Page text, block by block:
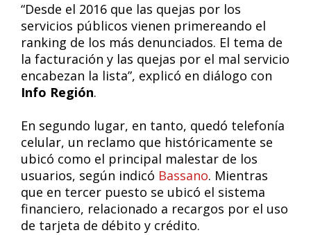
“Desde el 2016 que las quejas por los
servicios públicos vienen primereando el
ranking de los más denunciados. El tema de
la facturación y las quejas por el mal servicio
encabezan la lista”, explicó en diálogo con
Info Región.
En segundo lugar, en tanto, quedó telefonía
celular, un reclamo que históricamente se
ubicó como el principal malestar de los
usuarios, según indicó Bassano. Mientras
que en tercer puesto se ubicó el sistema
financiero, relacionado a recargos por el uso
de tarjeta de débito y crédito.